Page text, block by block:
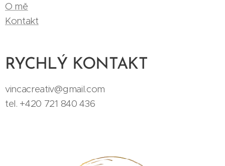
O mě
Kontakt
RYCHLÝ KONTAKT
vincacreativ@gmail.com
tel. +420 721 840 436